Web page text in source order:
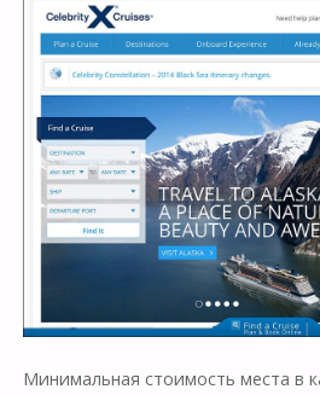
Минимальная стоимость места в